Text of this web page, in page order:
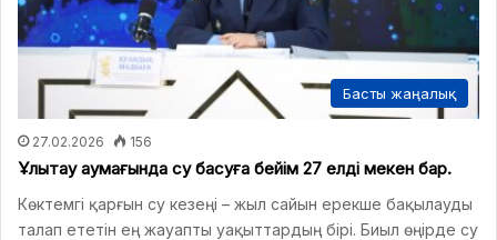
Басты жаңалық
27.02.2026 156
Ұлытау аумағында су басуға бейім 27 елді мекен бар.
Көктемгі қарғын су кезеңі – жыл сайын ерекше бақылауды
талап ететін ең жауапты уақыттардың бірі. Биыл өңірде су